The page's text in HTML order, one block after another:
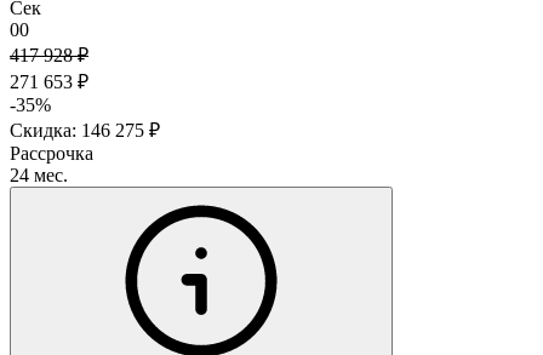
Сек
00
417 928 ₽
271 653 ₽
-35%
Скидка: 146 275 ₽
Рассрочка
24 мес.